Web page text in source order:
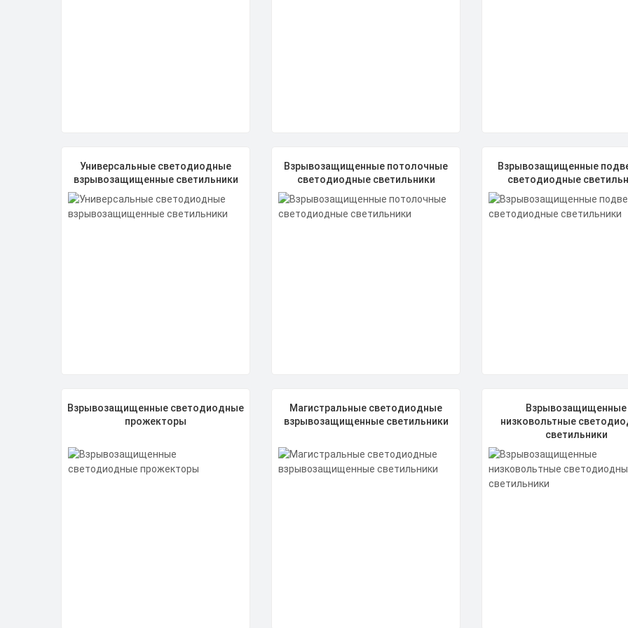
Универсальные светодиодные
взрывозащищенные светильники
Взрывозащищенные потолочные
светодиодные светильники
Взрывозащищенные
светодиодные
Взрывозащищенные светодиодные
прожекторы
Магистральные светодиодные
взрывозащищенные светильники
Взрывозащищенные
низковольтные
светильники